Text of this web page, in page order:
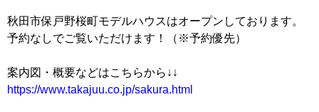
秋田市保戸野桜町モデルハウスはオープンしております。
予約なしでご覧いただけます！（※予約優先）
案内図・概要などはこちらから↓↓
https://www.takajuu.co.jp/sakura.html